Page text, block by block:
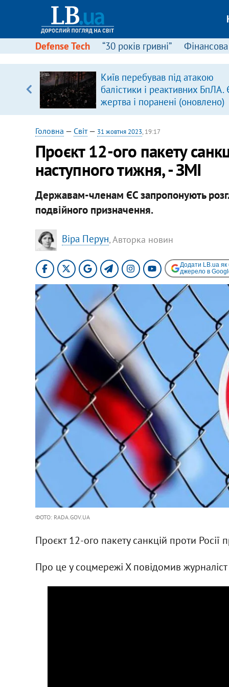
Defense Tech “30 років гривні”
Київ перебував під атакою
балістики і реактивних БпЛА.
жертва і поранені (оновлено)
Головна — Світ— 31 жовтня 2023, 19:17
​Проєкт 12-ого пакету
наступного тижня, - ЗМІ
Державам-членам ЄС запропонують
подвійного призначення.
Віра Перун, Авторка новин
Додати LB.ua
джерело в
ФОТО: RADA.GOV.UA
Проєкт 12-ого пакету санкцій проти Росії
Про це у соцмережі Х повідомив